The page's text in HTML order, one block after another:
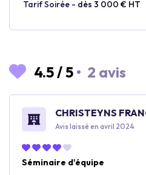
Tarif Soirée - dès 3 000 € HT
4.5/5 • 2 avis
CHRISTEYNS
Avis laissé en avril 2024
Séminaire d'équipe